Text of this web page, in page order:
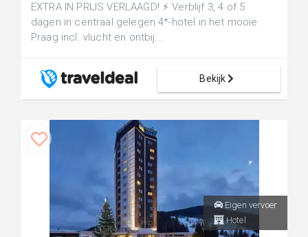
EXTRA IN PRIJS VERLAAGD! ⚡️ Verblijf 3, 4 of 5
dagen in centraal gelegen 4*-hotel in het mooie
Praag incl. vlucht en ontbij...
Bekijk
Eigen vervoer
Hotel